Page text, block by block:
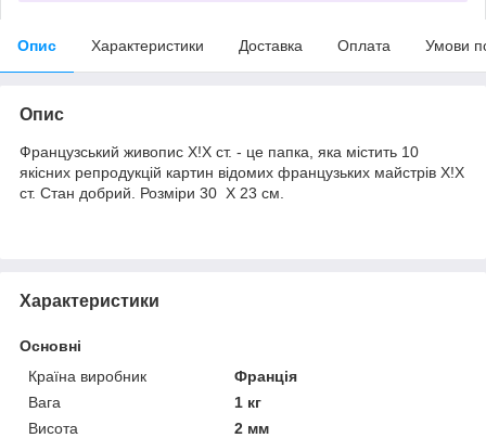
Опис Характеристики Доставка Оплата Умови
Опис
Французський живопис Х!Х ст. - це папка, яка містить 10
якісних репродукцій картин відомих французьких майстрів Х!Х
ст. Стан добрий. Розміри 30 Х 23 см.
Характеристики
Основні
Країна виробник
Франція
Вага
1 кг
Висота
2 мм